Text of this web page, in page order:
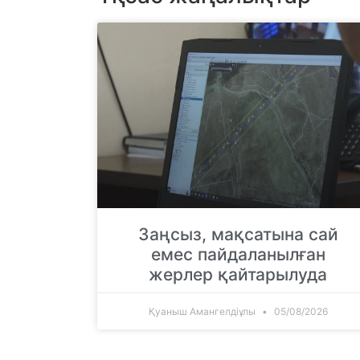
Заңсыз, мақсатына сай
емес пайдаланылған
жерлер қайтарылуда
Қуаныш Амангелдіұлы 05/08/2026